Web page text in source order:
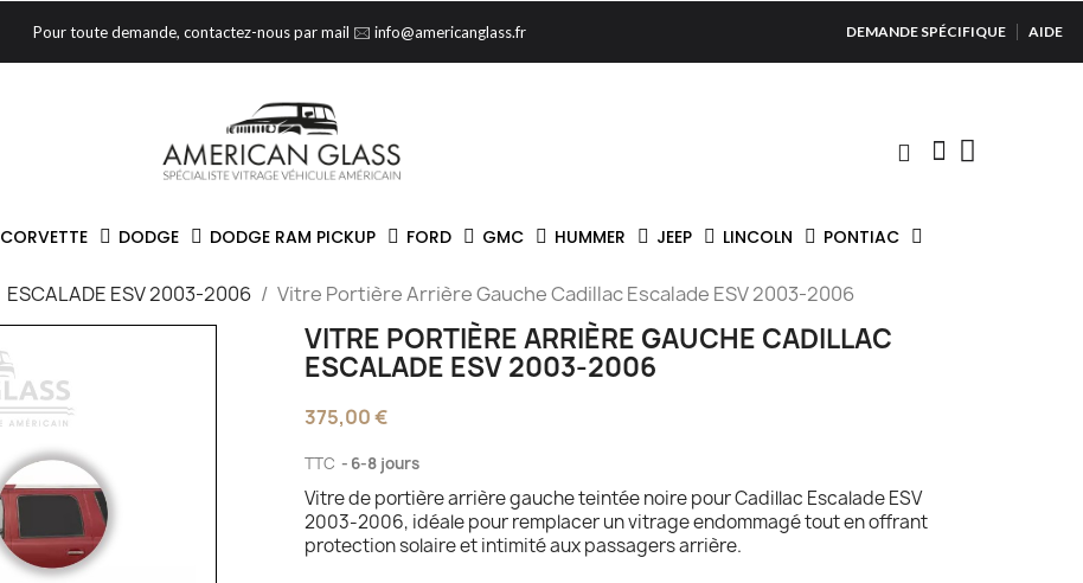
Pour toute demande, contactez-nous par mail 🖂 info@americanglass.fr DEMANDE SPÉCIFIQUE AIDE
CORVETTE DODGE DODGE RAM PICKUP FORD GMC HUMMER JEEP LINCOLN PONTIAC
ESCALADE ESV 2003-2006 Vitre Portière Arrière Gauche Cadillac Escalade ESV 2003-2006
VITRE PORTIÈRE ARRIÈRE GAUCHE CADILLAC
ESCALADE ESV 2003-2006
375,00 €
TTC 6-8 jours
Vitre de portière arrière gauche teintée noire pour Cadillac Escalade ESV
2003-2006, idéale pour remplacer un vitrage endommagé tout en offrant
protection solaire et intimité aux passagers arrière.